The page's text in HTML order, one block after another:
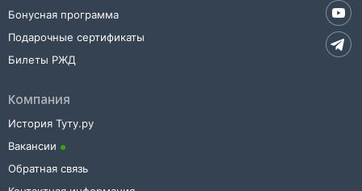
Бонусная программа
Подарочные сертификаты
Билеты РЖД
Компания
История Туту.ру
Вакансии
Обратная связь